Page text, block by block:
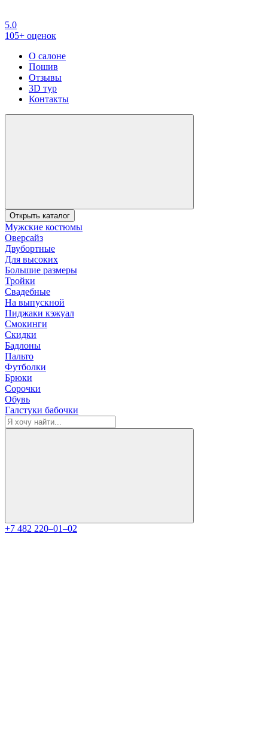
5.0
105+ оценок
О салоне
Пошив
Отзывы
3D тур
Контакты
Открыть каталог
Мужские костюмы
Оверсайз
Двубортные
Для высоких
Большие размеры
Тройки
Свадебные
На выпускной
Пиджаки кэжуал
Смокинги
Скидки
Бадлоны
Пальто
Футболки
Брюки
Сорочки
Обувь
Галстуки бабочки
+7 482 220‒01‒02